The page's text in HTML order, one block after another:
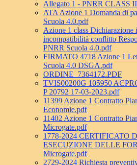
Allegato 1 - PNRR CLASS
ATA Azione 1 Domanda di
Scuola 4.0.pdf
Azione 1 class Dichiarazione
incompatibilità conflitto
PNRR Scuola 4.0.pdf
FIRMATO 4718 Azione 1
Scuola 4.0 DSGA.pdf
ORDINE_7364172.PDF
TVIS00200G 105950
P 20792 17-03-2023.pdf
11399 Azione 1 Contratto
Economie.pdf
11402 Azione 1 Contratto
Microgate.pdf
1778-2024 CERTIFICATO
ESECUZIONE DELLE
Microgate.pdf
2729-2024 Richiesta